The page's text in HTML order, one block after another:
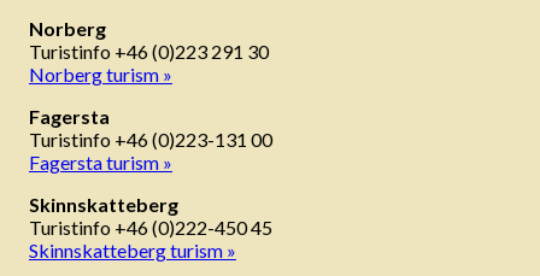
Norberg
Turistinfo +46 (0)223 291 30
Norberg turism »
Fagersta
Turistinfo +46 (0)223-131 00
Fagersta turism »
Skinnskatteberg
Turistinfo +46 (0)222-450 45
Skinnskatteberg turism »